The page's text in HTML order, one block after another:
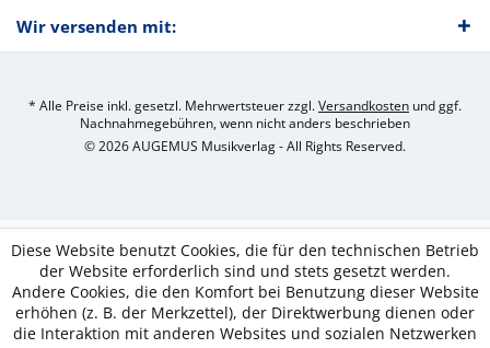
Wir versenden mit:
* Alle Preise inkl. gesetzl. Mehrwertsteuer zzgl.Versandkosten und ggf.
Nachnahmegebühren, wenn nicht anders beschrieben
© 2026 AUGEMUS Musikverlag - All Rights Reserved.
Diese Website benutzt Cookies, die für den technischen Betrieb
der Website erforderlich sind und stets gesetzt werden.
Andere Cookies, die den Komfort bei Benutzung dieser Website
erhöhen (z. B. der Merkzettel), der Direktwerbung dienen oder
die Interaktion mit anderen Websites und sozialen Netzwerken